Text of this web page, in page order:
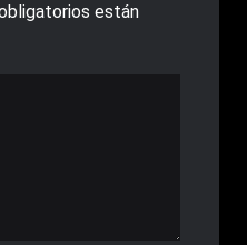
están